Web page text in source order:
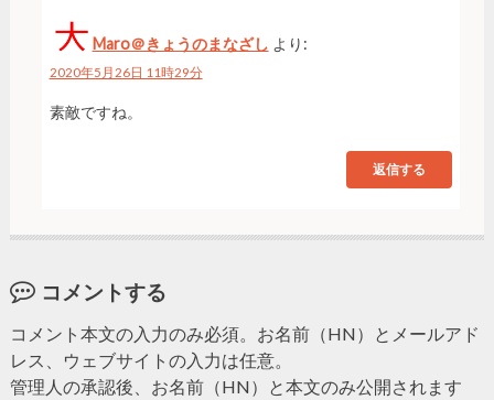
Maro＠きょうのまなざし より:
2020年5月26日 11時29分
素敵ですね。
返信する
コメントする
コメント本文の入力のみ必須。お名前（HN）とメールアド
レス、ウェブサイトの入力は任意。
管理人の承認後、お名前（HN）と本文のみ公開されます